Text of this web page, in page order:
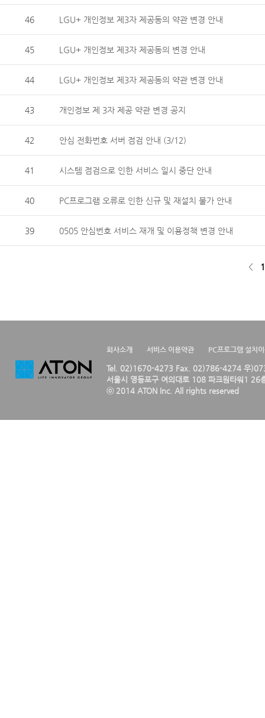
46 LGU+ 개인정보 제3자 제공동의 약관 변경 안내
45 LGU+ 개인정보 제3자 제공동의 변경 안내
44 LGU+ 개인정보 제3자 제공동의 약관 변경 안내
43 개인정보 제 3자 제공 약관 변경 공지
42 안심 전화번호 서버 점검 안내 (3/12)
41 시스템 점검으로 인한 서비스 일시 중단 안내
40 PC프로그램 오류로 인한 신규 및 재설치 불가 안내
39 0505 안심번호 서비스 재개 및 이용정책 변경 안내
< 1
회사소개 서비스 이용약관 PC프로그램 설치
Tel. 02)1670-4273 Fax. 02)786-4274 우
서울시 영등포구 여의대로 108 파크원타워1 26
ⓒ 2014 ATON Inc. All rights reserved